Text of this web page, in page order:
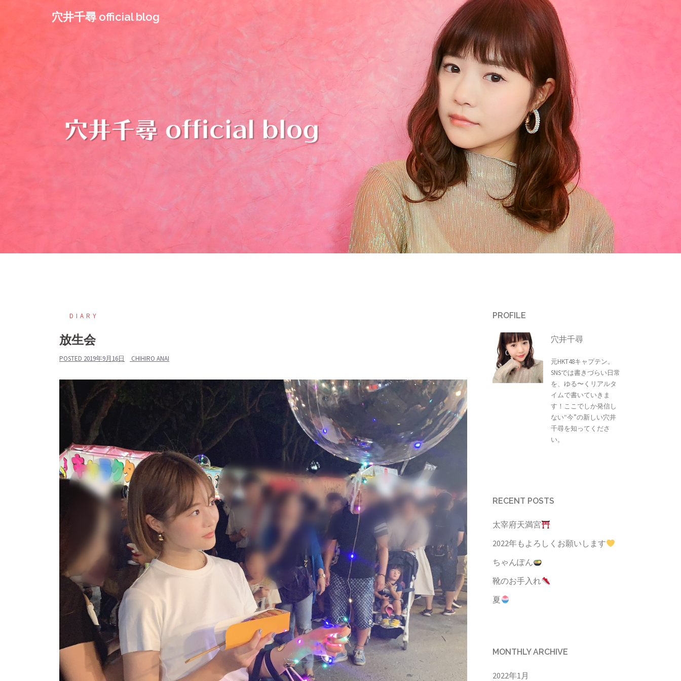
穴井千尋 official blog
DIARY
放生会
POSTED 2019年9月16日 CHIHIRO ANAI
PROFILE
穴井千尋
元HKT48キャプテン。
SNSでは書きづらい日常
を、ゆる〜くリアルタ
イムで書いていきま
す！ここでしか発信し
ない“今”の新しい穴井
千尋を知ってくださ
い。
RECENT POSTS
太宰府天満宮
2022年もよろしくお願いします
ちゃんぽん
靴のお手入れ
夏
MONTHLY ARCHIVE
2022年1月